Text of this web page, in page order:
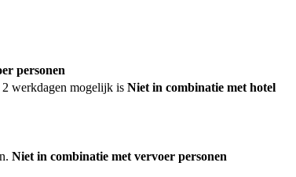
personen
2 werkdagen mogelijk is Niet in combinatie met hotel
Niet in combinatie met vervoer personen